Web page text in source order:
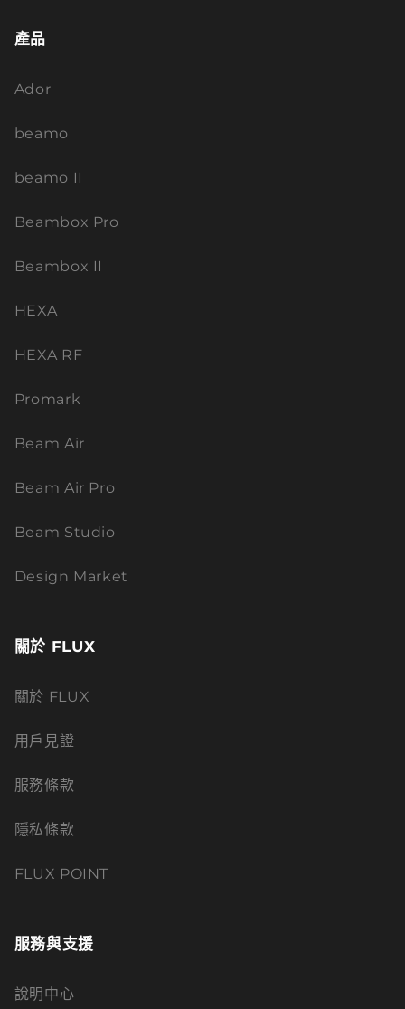
產品
Ador
beamo
beamo II
Beambox Pro
Beambox II
HEXA
HEXA RF
Promark
Beam Air
Beam Air Pro
Beam Studio
Design Market
關於 FLUX
關於 FLUX
用戶見證
服務條款
隱私條款
FLUX POINT
服務與支援
說明中心